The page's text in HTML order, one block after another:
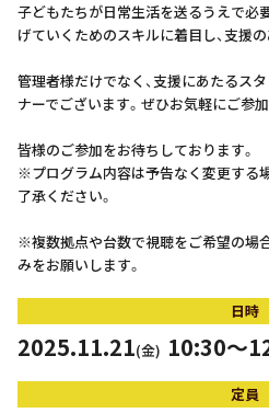
子どもたちが日常生活を送るうえで必
げていくためのスキルに着目し、支援
管理者様だけでなく、支援にあたるス
ナーでございます。ぜひお気軽にご参加
皆様のご参加をお待ちしております。
※プログラム内容は予告なく変更する
了承ください。
※複数拠点や台数で視聴をご希望の場
みをお願いします。
日時
2025.11.21(金) 10:30～
定員